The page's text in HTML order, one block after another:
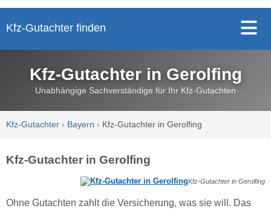
Kfz-Gutachter finden
Kfz-Gutachter in Gerolfing
Unabhängige Sachverständige für Ihr Kfz-Gutachten
Kfz-Gutachter › Bayern › Kfz-Gutachter in Gerolfing
Kfz-Gutachter in Gerolfing
Kfz-Gutachter in Gerolfing
Ohne Gutachten zahlt die Versicherung, was sie will. Das